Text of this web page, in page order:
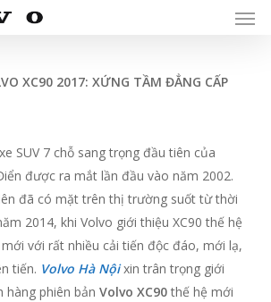
XC90 2017: XỨNG TẦM ĐẲNG CẤP
SUV 7 chỗ sang trọng đầu tiên của
được ra mắt lần đầu vào năm 2002.
đã có mặt trên thị trường suốt từ thời
2014, khi Volvo giới thiệu XC90 thế hệ
với rất nhiều cải tiến độc đáo, mới lạ,
tiến. Volvo Hà Nộixin trân trọng giới
hàng phiên bản Volvo XC90thế hệ mới
Menu